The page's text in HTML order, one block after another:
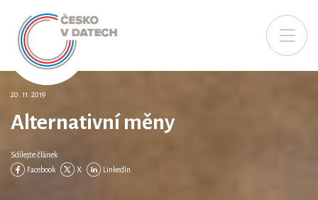
20. 11. 2019
Alternativní měny
Sdílejte článek
Facebook
X LinkedIn